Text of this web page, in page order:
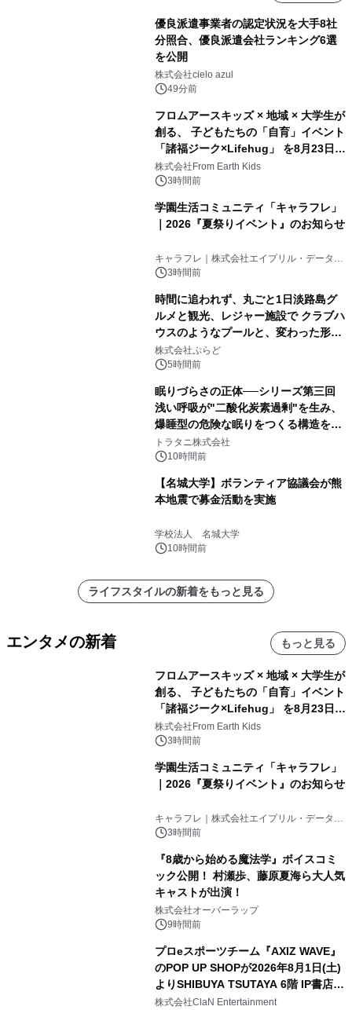
優良派遣事業者の認定状況を大手8社
分照合、優良派遣会社ランキング6選
を公開
株式会社cielo azul
49分前
フロムアースキッズ × 地域 × 大学生が
創る、 子どもたちの「自育」イベント
「諸福ジーク×Lifehug」 を8月23日
(日)開催
株式会社From Earth Kids
3時間前
学園生活コミュニティ「キャラフレ」
｜2026『夏祭りイベント』のお知らせ
キャラフレ｜株式会社エイプリル・データ・
デザインズ
3時間前
時間に追われず、丸ごと1日淡路島グ
ルメと観光、レジャー施設で クラブハ
ウスのようなプールと、変わった形の
サウナも 「THE BOXY AWAJI」のお
得な素泊まり連泊プランで
株式会社ぷらど
5時間前
眠りづらさの正体──シリーズ第三回
浅い呼吸が"二酸化炭素過剰"を生み、
爆睡型の危険な眠りをつくる構造を解
説
トラタニ株式会社
10時間前
【名城大学】ボランティア協議会が熊
本地震で募金活動を実施
学校法人 名城大学
10時間前
ライフスタイルの新着をもっと見る
エンタメの新着 もっと見る
フロムアースキッズ × 地域 × 大学生が
創る、 子どもたちの「自育」イベント
「諸福ジーク×Lifehug」 を8月23日
(日)開催
株式会社From Earth Kids
3時間前
学園生活コミュニティ「キャラフレ」
｜2026『夏祭りイベント』のお知らせ
キャラフレ｜株式会社エイプリル・データ・
デザインズ
3時間前
『8歳から始める魔法学』ボイスコミ
ック公開！ 村瀬歩、藤原夏海ら大人気
キャストが出演！
株式会社オーバーラップ
9時間前
プロeスポーツチーム『AXIZ WAVE』
のPOP UP SHOPが2026年8月1日(土)
よりSHIBUYA TSUTAYA 6階 IP書店で
開催決定！！
株式会社ClaN Entertainment